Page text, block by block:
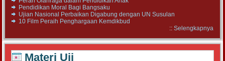
Pendidikan Moral Bagi Bangsaku
Ujian Nasional Perbaikan Digabung dengan UN Susulan
10 Film Peraih Penghargaan Kemdikbud
:: Selengkapnya
Materi Uji